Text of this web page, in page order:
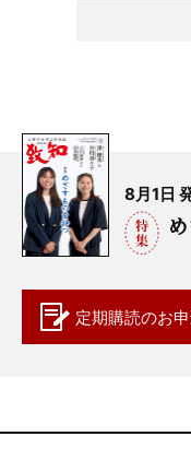
8月1日
定期購読のお